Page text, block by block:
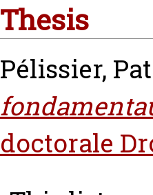
Thesis
Pélissier,
doctorale